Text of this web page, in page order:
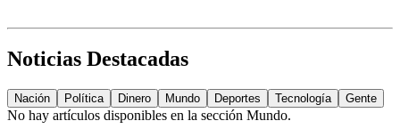
Noticias Destacadas
Nación Política Dinero Mundo Deportes Tecnología Gente
No hay artículos disponibles en la sección Mundo.